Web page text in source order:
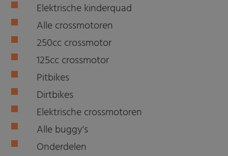
Elektrische kinderquad
Alle crossmotoren
250cc crossmotor
125cc crossmotor
Pitbikes
Dirtbikes
Elektrische crossmotoren
Alle buggy's
Onderdelen